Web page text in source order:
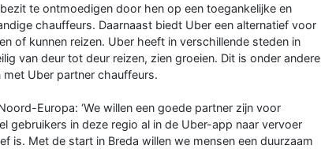
te ontmoedigen door hen op een toegankelijke en
chauffeurs. Daarnaast biedt Uber een alternatief voor
of kunnen reizen. Uber heeft in verschillende steden in
van deur tot deur reizen, zien groeien. Dit is onder andere
Uber partner chauffeurs.
Europa: ‘We willen een goede partner zijn voor
gebruikers in deze regio al in de Uber-app naar vervoer
is. Met de start in Breda willen we mensen een duurzaam